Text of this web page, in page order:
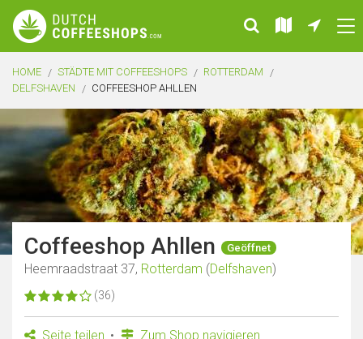
HOME STÄDTE MIT COFFEESHOPS
ROTTERDAM
DELFSHAVEN
COFFEESHOP AHLLEN
Coffeeshop Ahllen Geöffnet
Heemraadstraat 37, Rotterdam (Delfshaven)
(36)
Seite teilen Zum Shop navigieren